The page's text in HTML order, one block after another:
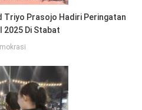
Triyo Prasojo Hadiri Peringatan
2025 Di Stabat